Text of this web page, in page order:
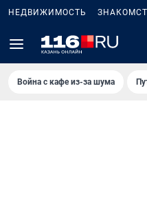
НЕДВИЖИМОСТЬ
Война с кафе из-за шума